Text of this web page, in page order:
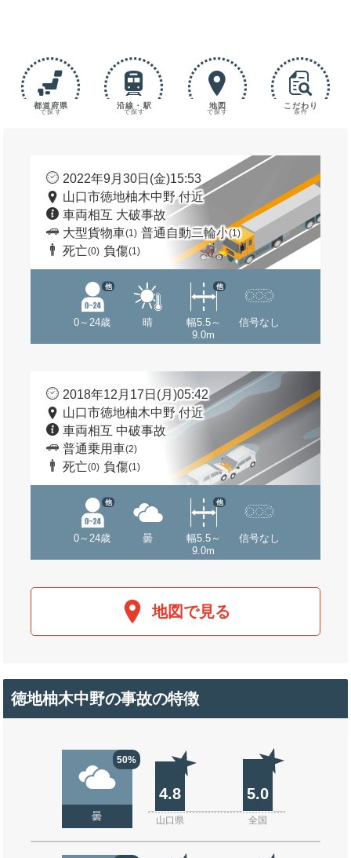
都道府県
で探す
沿線・駅
で探す
地図
で探す
こだわり
条件
2022年9月30日(金)15:53
山口市徳地柚木中野 付近
車両相互 大破事故
大型貨物車(1) 普通自動二輪小(1)
死亡(0) 負傷(1)
0～24歳
他
晴
幅5.5～
9.0m
他
信号なし
2018年12月17日(月)05:42
山口市徳地柚木中野 付近
車両相互 中破事故
普通乗用車(2)
死亡(0) 負傷(1)
0～24歳
他
曇
幅5.5～
9.0m
他
信号なし
地図で見る
徳地柚木中野の事故の特徴
50%
曇
4.8 5.0
山口県 全国